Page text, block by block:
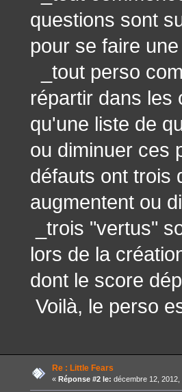
questions sont
pour se faire
_tout perso
répartir dans les
qu'une liste de
ou diminuer ces
défauts ont trois
augmentent ou
_trois "vertus"
lors de la
dont le score
Voilà, le perso
Re : Little Fears
« Réponse #2 le: décembre 12, 2012,